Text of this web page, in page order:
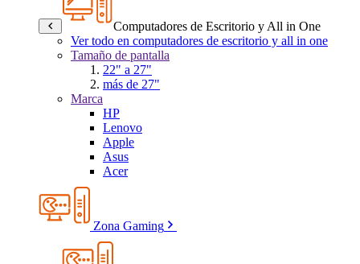
Computadores de Escritorio y All in One
Ver todo en computadores de escritorio y all in one
Tamaño de pantalla
22" a 27"
más de 27"
Marca
HP
Lenovo
Apple
Asus
Acer
Zona Gaming